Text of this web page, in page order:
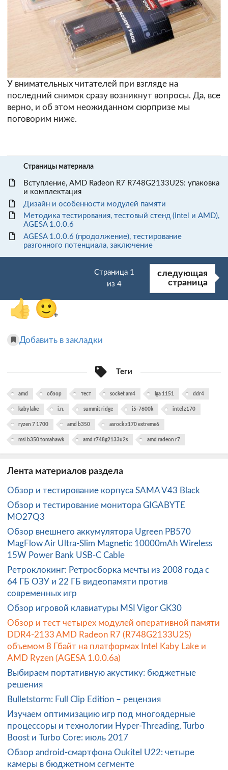
У внимательных читателей при взгляде на
последний снимок сразу возникнут вопросы. Да, все
верно, и об этом неожиданном сюрпризе мы
поговорим ниже.
Страницы материала
Вступление, AMD Radeon R7 R748G2133U2S: упаковка
и комплектация
Дизайн и особенности модулей памяти
Методика тестирования, тестовый стенд (Intel и AMD),
AGESA 1.0.0.6
AGESA 1.0.0.6 (продолжение), тестирование
разгонного потенциала, заключение
Страница 1
из 4
следующая
страница
👍 🙂
+
Добавить в закладки
Теги
amd обзор тест socket am4 lga 1151 ddr4
kaby lake i.n. summit ridge i5-7600k intel z170
ryzen 7 1700 amd b350 asrock z170 extreme6
msi b350 tomahawk amd r748g2133u2s amd radeon r7
Лента материалов раздела
Обзор и тестирование корпуса SAMA V43 Black
Обзор и тестирование монитора GIGABYTE
MO27Q3
Обзор внешнего аккумулятора Ugreen PB570
MagFlow Air Ultra-Slim Magnetic 10000mAh Wireless
15W Power Bank USB-C Cable
Ретроклокинг: Ретросборка мечты из 2008 года с
64 ГБ ОЗУ и 22 ГБ видеопамяти против
современных игр
Обзор игровой клавиатуры MSI Vigor GK30
Обзор и тест четырех модулей оперативной памяти
DDR4-2133 AMD Radeon R7 (R748G2133U2S)
объемом 8 Гбайт на платформах Intel Kaby Lake и
AMD Ryzen (AGESA 1.0.0.6a)
Выбираем портативную акустику: бюджетные
решения
Bulletstorm: Full Clip Edition – рецензия
Изучаем оптимизацию игр под многоядерные
процессоры и технологии Hyper-Threading, Turbo
Boost и Turbo Core: июль 2017
Обзор android-смартфона Oukitel U22: четыре
камеры в бюджетном сегменте